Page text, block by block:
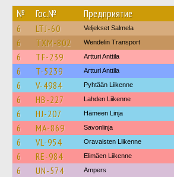
№ Гос.№ Предприятие
6 LTJ-60 Veljekset Salmela
6 TXM-802 Wendelin Transport
6 TF-239 Artturi Anttila
6 T-5239 Artturi Anttila
6 V-4984 Pyhtään Liikenne
6 HB-227 Lahden Liikenne
6 HJ-207 Hämeen Linja
6 MA-869 Savonlinja
6 VL-954 Oravaisten Liikenne
6 RE-984 Elimäen Liikenne
6 UN-574 Ampers